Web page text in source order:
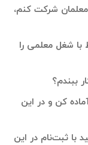
شرکت کنم،
با شغل معلمی را
ببندم؟
کن و در این
با ثبت‌نام در این